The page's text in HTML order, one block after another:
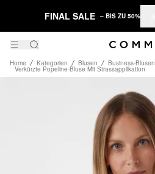
FINAL SALE – BIS ZU 50%
Home Kategorien Blusen Business-Blusen
Verkürzte Popeline-Bluse Mit Strassapplikation